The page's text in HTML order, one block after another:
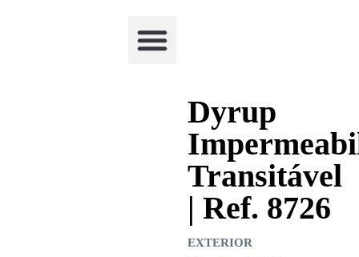
Dyrup
Transitável
| Ref. 8726
EXTERIOR